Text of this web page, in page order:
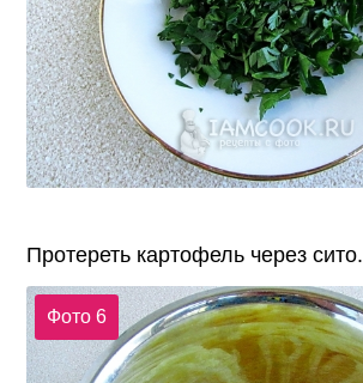
Протереть картофель через сито.
Фото 6